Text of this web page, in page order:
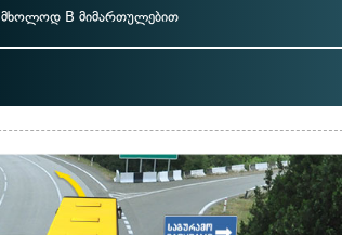
მხოლოდ B მიმართულებით